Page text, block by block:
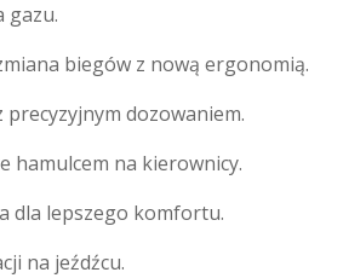
gazu.
biegów z nową ergonomią.
precyzyjnym dozowaniem.
hamulcem na kierownicy.
dla lepszego komfortu.
na jeźdźcu.